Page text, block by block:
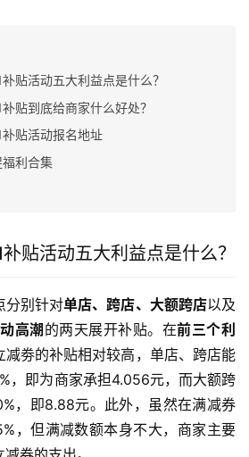
贴活动五大利益点是什么？
贴到底给商家什么好处？
贴活动报名地址
利合集
贴活动五大利益点是什么？
分别针对单店、跨店、大额跨店以及
高潮 的两天展开补贴。在前三个利
减劵的补贴相对较高，单店、跨店能
，即为商家承担4.056元，而大额跨
，即8.88元。此外，虽然在满减券
，但满减数额本身不大，商家主要